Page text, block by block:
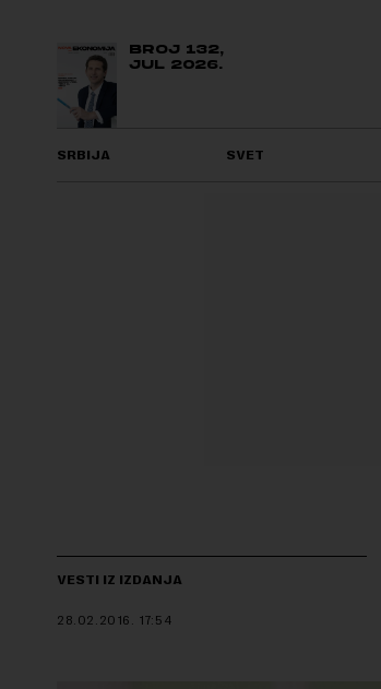
BROJ 132,
JUL 2026.
SRBIJA SVET
VESTI IZ IZDANJA
28.02.2016. 17:54